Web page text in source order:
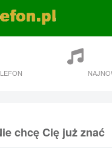
chcę Cię już znać